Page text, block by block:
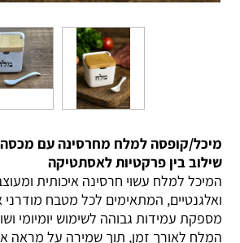
מיכל/קופסה למלח מחרסינה עם מכסה
שילוב בין פרקטיות לאסתטיקה
המיכל למלח עשוי חרסינה איכותית
ואלגנטיים, המתאימים לכל מטבח
מספקת עמידות גבוהה לשימוש יומיומי
המלח לאורך זמן, תוך שמירה על מראה